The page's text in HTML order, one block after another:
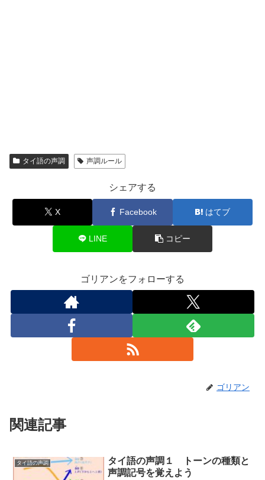
タイ語の声調 声調ルール
シェアする
X Facebook はてブ
LINE コピー
ゴリアンをフォローする
ゴリアン
関連記事
タイ語の声調
タイ語の声調１ トーンの種類と
声調記号を覚えよう